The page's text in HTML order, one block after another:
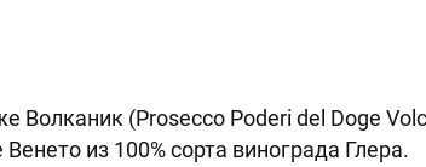
Волканик (Prosecco Poderi del Doge
из 100% сорта винограда Глера.